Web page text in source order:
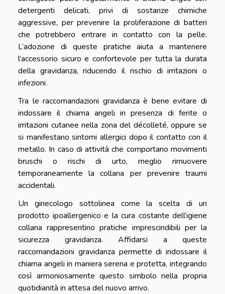
detergenti delicati, privi di sostanze chimiche
aggressive, per prevenire la proliferazione di batteri
che potrebbero entrare in contatto con la pelle.
L’adozione di queste pratiche aiuta a mantenere
l’accessorio sicuro e confortevole per tutta la durata
della gravidanza, riducendo il rischio di irritazioni o
infezioni.
Tra le raccomandazioni gravidanza è bene evitare di
indossare il chiama angeli in presenza di ferite o
irritazioni cutanee nella zona del décolleté, oppure se
si manifestano sintomi allergici dopo il contatto con il
metallo. In caso di attività che comportano movimenti
bruschi o rischi di urto, meglio rimuovere
temporaneamente la collana per prevenire traumi
accidentali.
Un ginecologo sottolinea come la scelta di un
prodotto ipoallergenico e la cura costante dell’igiene
collana rappresentino pratiche imprescindibili per la
sicurezza gravidanza. Affidarsi a queste
raccomandazioni gravidanza permette di indossare il
chiama angeli in maniera serena e protetta, integrando
così armoniosamente questo simbolo nella propria
quotidianità in attesa del nuovo arrivo.